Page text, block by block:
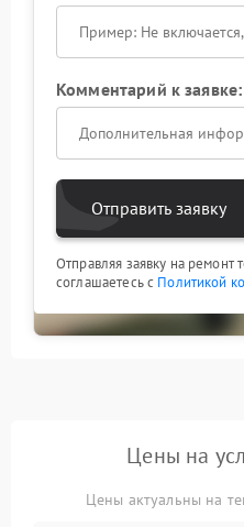
Комментарий к заявке:
Отправить заявку
Отправляя заявку на ремонт
соглашаетесь с Политикой
Цены на
Цены актуальны на